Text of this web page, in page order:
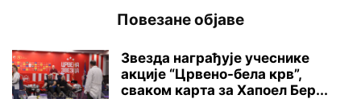
Повезане објаве
Звезда награђује учеснике
акције “Црвено-бела крв”,
сваком карта за Хапоел Бер...